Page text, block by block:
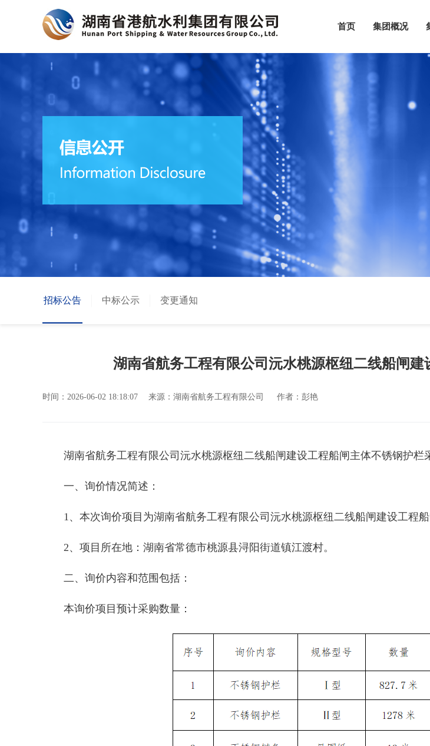
首页 集团概况
招标公告 中标公示 变更通知
湖南省航务工程有限公司沅水桃源枢纽二线船闸
时间： 2026-06-02 18:18:07 来源： 湖南省航务工程有限公司 作者： 彭艳
湖南省航务工程有限公司沅水桃源枢纽二线船闸建设工程船闸主体不锈钢护栏
一、询价情况简述：
1、本次询价项目为湖南省航务工程有限公司沅水桃源枢纽二线船闸建设工程船
2、项目所在地：湖南省常德市桃源县浔阳街道镇江渡村。
二、询价内容和范围包括：
本询价项目预计采购数量：